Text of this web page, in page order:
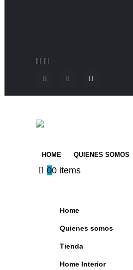
HOME QUIENES SOMOS
00 items
Home
Quienes somos
Tienda
Home Interior